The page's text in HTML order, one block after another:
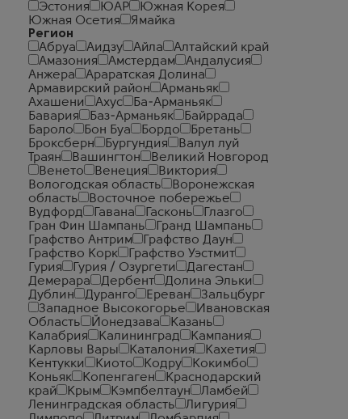
Эстония
ЮАР
Южная Корея
Южная Осетия
Ямайка
Регион
Абруа
Аидзу Айла
Алтайский край
Амазония
Амстердам
Андалусия
Анжера
Араратская Долина
Армавирский район
Арманьяк
Ахашени
Ахус
Ба-Арманьяк
Бавария
Баз-Арманьяк
Байррада
Бароло
Бон Буа Бордо
Бретань
Броксберн
Бургундия
Валул луй
Траян
Вашингтон
Великий Новгород
Венето
Венеция
Виктория
Вологодская область
Воронежская
область
Восточное побережье
Вудфорд
Гавана Гасконь
Глазго
Гран Фин Шампань
Гранд Шампань
Графство Антрим
Графство Даун
Графство Корк
Графство Уэстмит
Гурия
Гурия / Озургети
Дагестан
Демерара
Дербент
Долина Эльки
Дублин
Дуранго Ереван
Зальцбург
Западное Высокогорье
Ивановская
Область
Йонедзава
Казань
Калабрия
Калининград
Кампания
Карловы Вары
Каталония
Кахетия
Кентукки
Киото Кодру
Кокимбо
Коньяк
Копенгаген
Краснодарский
край
Крым Кэмпбелтаун
Ламбей
Ленинградская область
Лигурия